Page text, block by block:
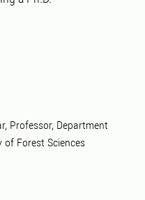
Professor, Department
of Forest Sciences